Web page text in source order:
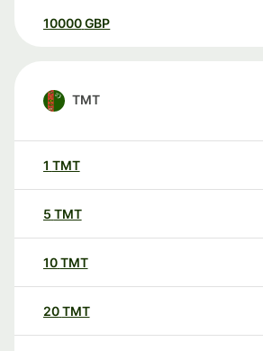
10000 GBP
TMT
1 TMT
5 TMT
10TMT
20TMT